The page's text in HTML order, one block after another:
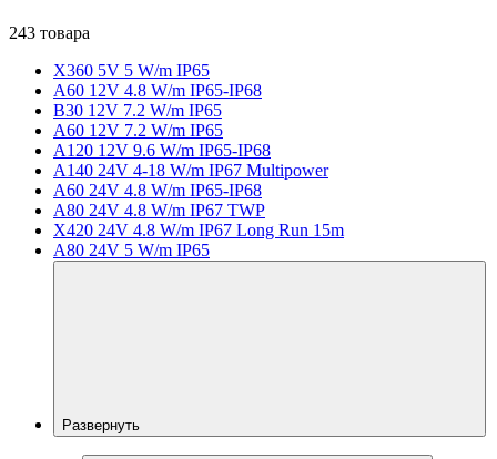
243 товара
X360 5V 5 W/m IP65
A60 12V 4.8 W/m IP65-IP68
B30 12V 7.2 W/m IP65
A60 12V 7.2 W/m IP65
A120 12V 9.6 W/m IP65-IP68
A140 24V 4-18 W/m IP67 Multipower
A60 24V 4.8 W/m IP65-IP68
A80 24V 4.8 W/m IP67 TWP
X420 24V 4.8 W/m IP67 Long Run 15m
A80 24V 5 W/m IP65
Развернуть